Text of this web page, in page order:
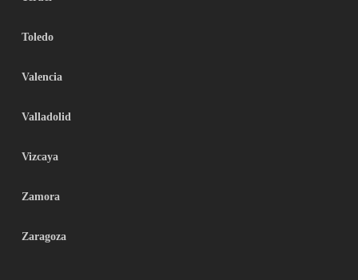
Toledo
Valencia
Valladolid
Vizcaya
Zamora
Zaragoza